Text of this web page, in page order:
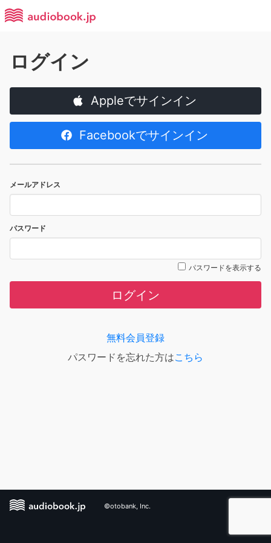
ログイン
Appleでサインイン
Facebookでサインイン
メールアドレス
パスワード
パスワードを表示する
ログイン
無料会員登録
パスワードを忘れた方はこちら
©otobank, Inc.